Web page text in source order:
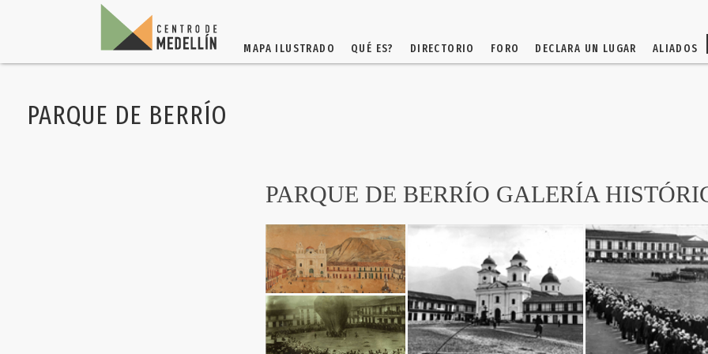
MAPA ILUSTRADO QUÉ ES? DIRECTORIO FORO DECLARA UN LUGAR ALIADOS
PARQUE DE BERRÍO
PARQUE DE BERRÍO GALERÍA